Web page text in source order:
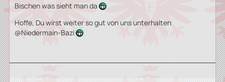
Bischen was sieht man da
Hoffe, Du wirst weiter so gut von uns unterhalten
@Niedermain-Bazi